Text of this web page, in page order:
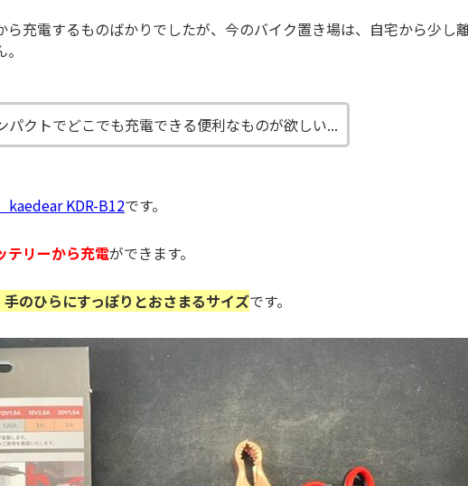
充電するものばかりでしたが、今のバイク置き場は、自宅から少し
パクトでどこでも充電できる便利なものが欲しい...
kaedear KDR-B12です。
テリーから充電ができます。
のひらにすっぽりとおさまるサイズです。